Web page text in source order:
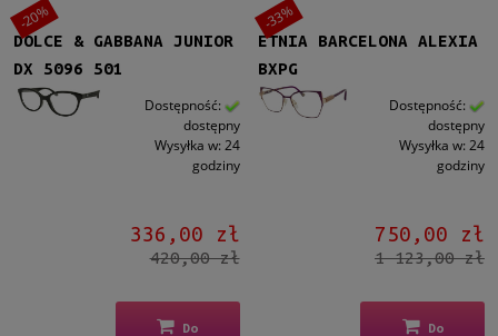
DOLCE & GABBANA JUNIOR
DX 5096 501
Dostępność:
dostępny
Wysyłka w: 24
godziny
336,00 zł
420,00 zł
Do
-20%
ETNIA BARCELONA ALEXIA
BXPG
Dostępność:
dostępny
Wysyłka w: 24
godziny
750,00 zł
1 123,00 zł
Do
-33%